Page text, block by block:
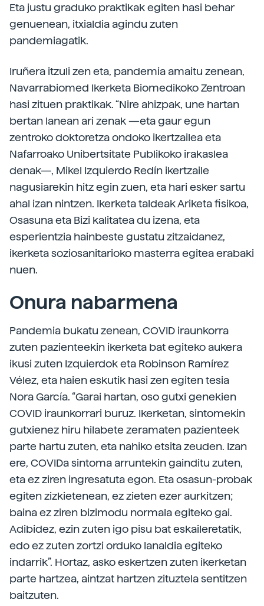
Eta justu graduko praktikak egiten hasi behar
genuenean, itxialdia agindu zuten
pandemiagatik.
Iruñera itzuli zen eta, pandemia amaitu zenean,
Navarrabiomed Ikerketa Biomedikoko Zentroan
hasi zituen praktikak. “Nire ahizpak, une hartan
bertan lanean ari zenak —eta gaur egun
zentroko doktoretza ondoko ikertzailea eta
Nafarroako Unibertsitate Publikoko irakaslea
denak—, Mikel Izquierdo Redín ikertzaile
nagusiarekin hitz egin zuen, eta hari esker sartu
ahal izan nintzen. Ikerketa taldeak Ariketa fisikoa,
Osasuna eta Bizi kalitatea du izena, eta
esperientzia hainbeste gustatu zitzaidanez,
ikerketa soziosanitarioko masterra egitea erabaki
nuen.
Onura nabarmena
Pandemia bukatu zenean, COVID iraunkorra
zuten pazienteekin ikerketa bat egiteko aukera
ikusi zuten Izquierdok eta Robinson Ramírez
Vélez, eta haien eskutik hasi zen egiten tesia
Nora García. “Garai hartan, oso gutxi genekien
COVID iraunkorrari buruz. Ikerketan, sintomekin
gutxienez hiru hilabete zeramaten pazienteek
parte hartu zuten, eta nahiko etsita zeuden. Izan
ere, COVIDa sintoma arruntekin gainditu zuten,
eta ez ziren ingresatuta egon. Eta osasun-probak
egiten zizkietenean, ez zieten ezer aurkitzen;
baina ez ziren bizimodu normala egiteko gai.
Adibidez, ezin zuten igo pisu bat eskaileretatik,
edo ez zuten zortzi orduko lanaldia egiteko
indarrik”. Hortaz, asko eskertzen zuten ikerketan
parte hartzea, aintzat hartzen zituztela sentitzen
baitzuten.